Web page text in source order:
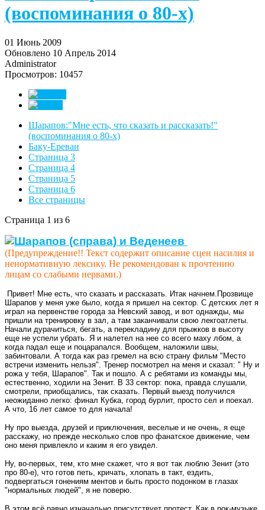
(воспоминания о 80-х)
01 Июнь 2009
Обновлено 10 Апрель 2014
Administrator
Просмотров: 10457
Шарапов:"Мне есть, что сказать и рассказать!"
(воспоминания о 80-х)
Баку-Ереван
Страница 3
Страница 4
Страница 5
Страница 6
Все страницы
Страница 1 из 6
(Предупреждение!! Текст содержит описание сцен насилия и
ненормативную лексику. Не рекомендован к прочтению
лицам со слабыми нервами.)
Привет! Мне есть, что сказать и рассказать. Итак начнем.Прозвище
Шарапов у меня уже было, когда я пришел на сектор. С детских лет я
играл на первенстве города за Невский завод, и вот однажды, мы
пришли на тренировку в зал, а там заканчивали свою лекгоатлеты.
Начали дурачиться, бегать, а перекладину для прыжков в высоту
еще не успели убрать. Я и налетел на нее со всего маху лбом, а
когда падал еще и поцарапался. Вообщем, наложили швы,
забинтовали. А тогда как раз гремел на всю страну фильм "Место
встречи изменить нельзя". Тренер посмотрел на меня и сказал: " Ну и
рожа у тебя, Шарапов". Так и пошло. А с ребятами из команды мы,
естественно, ходили на Зенит. В 33 сектор: пока, правда слушали,
смотрели, приобщались, так сказать. Первый выезд получился
неожиданно легко: финал Кубка, город бурлит, просто сел и поехал.
А что, 16 лет самое то для начала!
Ну про выезда, друзей и приключения, веселые и не очень, я еще
расскажу, но прежде несколько слов про фанатское движение, чем
оно меня привлекло и каким я его увидел.
Ну, во-первых, тем, кто мне скажет, что я вот так люблю Зенит (это
про 80-е), что готов петь, кричать, хлопать в такт, ездить,
подвергаться гонениям ментов и быть просто подонком в глазах
"нормальных людей", я не поверю.